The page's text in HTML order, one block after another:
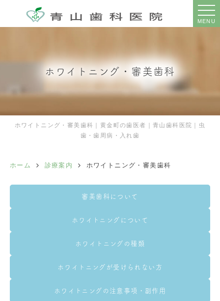
MENU
ホワイトニング・審美歯科
ホワイトニング・審美歯科｜黄金町の歯医者｜青山歯科医院｜虫
歯・歯周病・入れ歯
ホーム 診療案内 ホワイトニング・審美歯科
審美歯科について
ホワイトニングについて
ホワイトニングの種類
ホワイトニングが受けられない方
ホワイトニングの注意事項・副作用